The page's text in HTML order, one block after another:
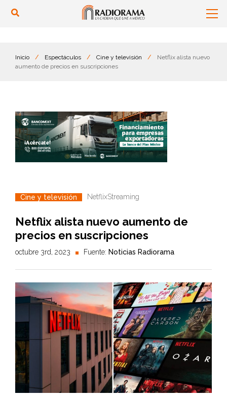
Inicio / Espectáculos / Cine y televisión /
Netflix alista nuevo
aumento de precios en suscripciones
Cine y televisión NetflixStreaming
Netflix alista nuevo aumento de
precios en suscripciones
octubre 3rd, 2023 Fuente: Noticias Radiorama